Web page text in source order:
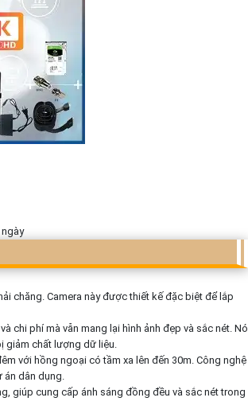
chăng. Camera này được thiết kế đặc biệt để lắp
chi phí mà vẫn mang lại hình ảnh đẹp và sắc nét. Nó
giảm chất lượng dữ liệu.
với hồng ngoại có tầm xa lên đến 30m. Công nghệ
án dân dụng.
giúp cung cấp ánh sáng đồng đều và sắc nét trong